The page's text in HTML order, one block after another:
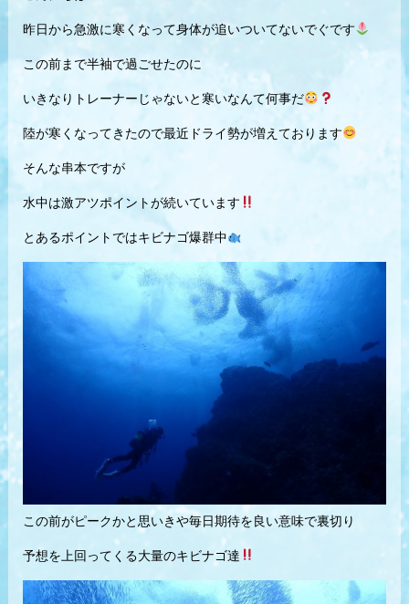
昨日から急激に寒くなって身体が追いついてないでぐです
この前まで半袖で過ごせたのに
いきなりトレーナーじゃないと寒いなんて何事だ
陸が寒くなってきたので最近ドライ勢が増えております
そんな串本ですが
水中は激アツポイントが続いています
とあるポイントではキビナゴ爆群中
この前がピークかと思いきや毎日期待を良い意味で裏切り
予想を上回ってくる大量のキビナゴ達